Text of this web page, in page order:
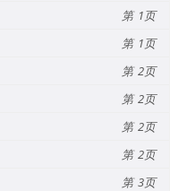
1
1
2
2
2
2
3